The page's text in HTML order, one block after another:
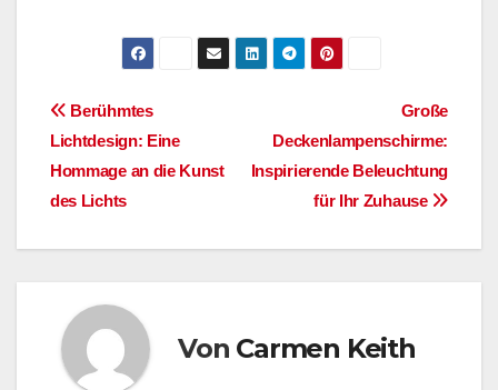
Beitragsnavigation
Große
Deckenlampenschirme:
Inspirierende Beleuchtung
für Ihr Zuhause
Berühmtes
Lichtdesign: Eine
Hommage an die Kunst
des Lichts
Von Carmen Keith